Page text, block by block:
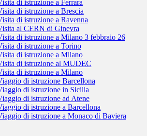
di istruzione a Ferrara
di istruzione a Brescia
di istruzione a Ravenna
al CERN di Ginevra
di istruzione a Milano 3 febbraio 26
di istruzione a Torino
di istruzione a Milano
di istruzione al MUDEC
di istruzione a Milano
di istruzione Barcellona
di istruzione in Sicilia
di istruzione ad Atene
di istruzione a Barcellona
di istruzione a Monaco di Baviera